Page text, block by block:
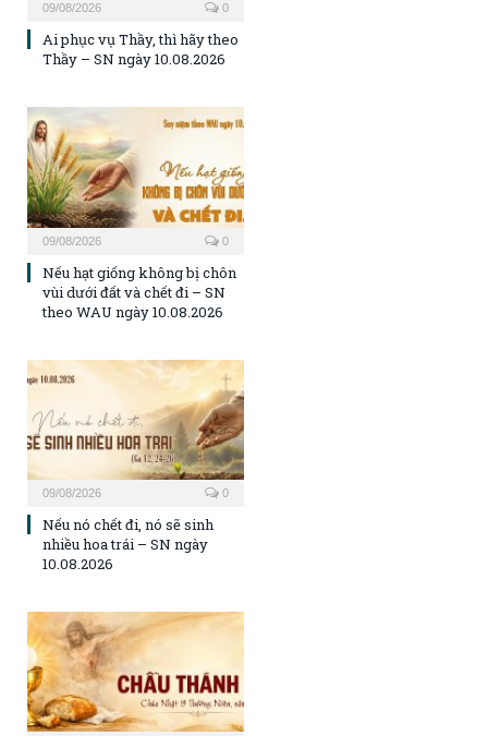
09/08/2026 0
Ai phục vụ Thầy, thì hãy theo
Thầy – SN ngày 10.08.2026
09/08/2026 0
Nếu hạt giống không bị chôn
vùi dưới đất và chết đi – SN
theo WAU ngày 10.08.2026
09/08/2026 0
Nếu nó chết đi, nó sẽ sinh
nhiều hoa trái – SN ngày
10.08.2026